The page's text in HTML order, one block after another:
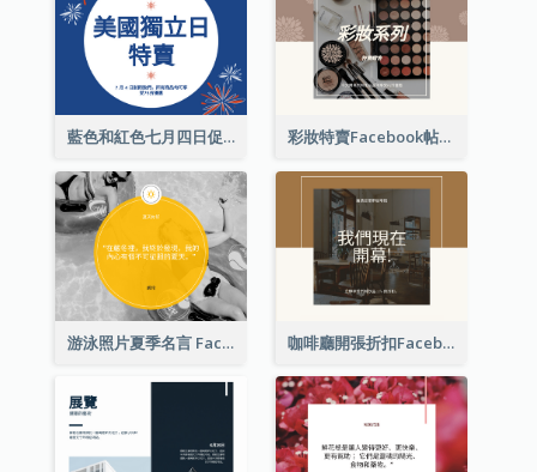
藍色和紅色七月四日促銷 Facebook 帖子 彩妝特賣Facebook帖子
游泳照片夏季名言 Facebook 帖子 咖啡廳開張折扣Facebook帖子